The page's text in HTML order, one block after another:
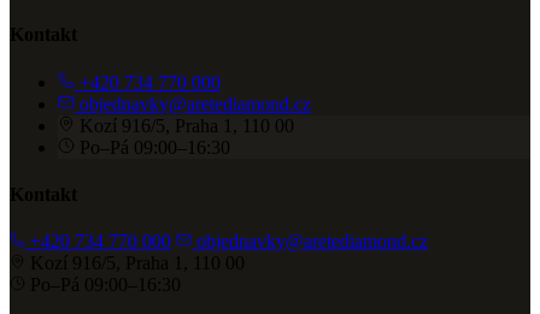
Kontakt
+420 734 770 000
objednavky@aretediamond.cz
Kozí 916/5, Praha 1, 110 00
Po–Pá 09:00–16:30
Kontakt
+420 734 770 000
objednavky@aretediamond.cz
Kozí 916/5, Praha 1, 110 00
Po–Pá 09:00–16:30